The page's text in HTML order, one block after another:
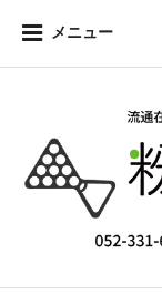
メニュー